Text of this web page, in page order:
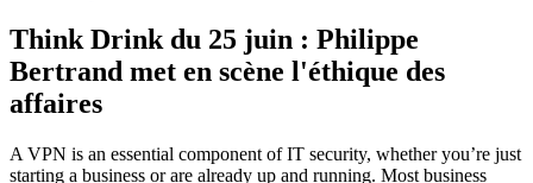
Think Drink du 25 juin : Philippe
Bertrand met en scène l'éthique des
affaires
A VPN is an essential component of IT security, whether you’re just
starting a business or are already up and running. Most business